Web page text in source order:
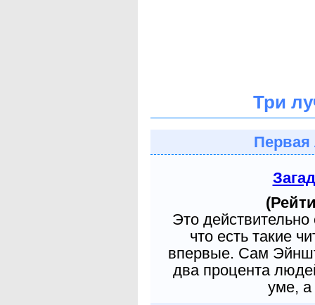
Три
Первая
Это
что есть такие
впервые. Сам
два процента
уме, а